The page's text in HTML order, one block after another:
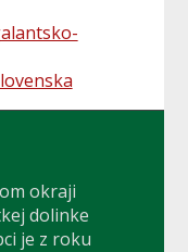
okraji
dolinke
je z roku